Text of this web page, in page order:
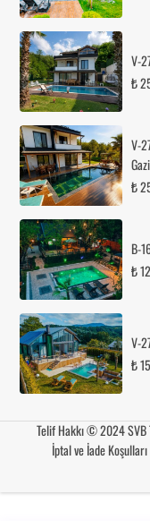
V-
₺
V-
₺
B-
₺
V-
₺
Telif Hakkı © 2024 SVB
İptal ve İade Koşulları